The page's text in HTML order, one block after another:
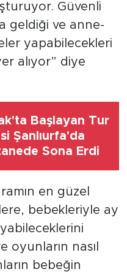
Güvenli
geldiği ve anne-
yapabilecekleri
alıyor” diye
Başlayan Tur
Şanlıurfa'da
Sona Erdi
en güzel
bebekleriyle ay
oyunların nasıl
bebeğin